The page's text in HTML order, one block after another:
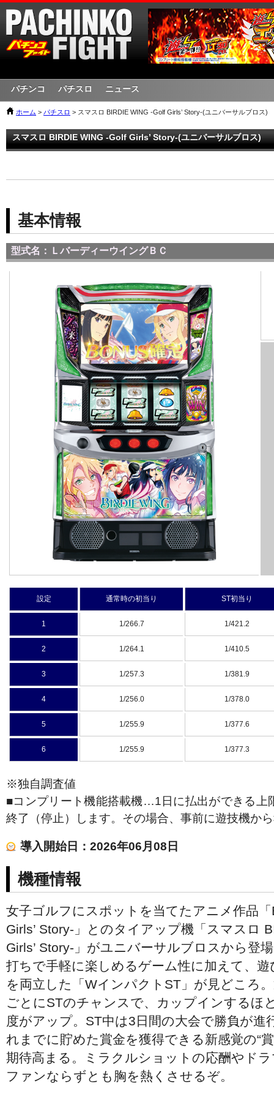
パチンコ パチスロ ニュース
ホーム > パチスロ > スマスロ BIRDIE WING -Golf Girls’ Story-(ユニバーサルブロス)
スマスロ BIRDIE WING -Golf Girls’ Story-(ユニバーサルブロス)
基本情報
型式名：ＬバーディーウイングＢＣ
設定 通常時の初当り ST初当り
1 1/266.7 1/421.2
2 1/264.1 1/410.5
3 1/257.3 1/381.9
4 1/256.0 1/378.0
5 1/255.9 1/377.6
6 1/255.9 1/377.3
※独自調査値
■コンプリート機能搭載機…1日に払出ができる上
終了（停止）します。その場合、事前に遊技機か
導入開始日：2026年06月08日
機種情報
女子ゴルフにスポットを当てたアニメ作品
Girls’ Story-」とのタイアップ機「スマスロ
Girls’ Story-」がユニバーサルブロスから登
打ちで手軽に楽しめるゲーム性に加えて、
を両立した「WインパクトST」が見どころ
ごとにSTのチャンスで、カップインするほ
度がアップ。ST中は3日間の大会で勝負が進
れまでに貯めた賞金を獲得できる新感覚の“
期待高まる。ミラクルショットの応酬やド
ファンならずとも胸を熱くさせるぞ。